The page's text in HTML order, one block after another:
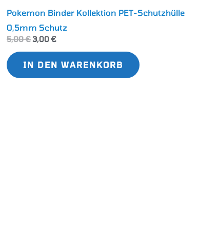
Pokemon Binder Kollektion PET-Schutzhülle
0,5mm Schutz
5,00€3,00 €
IN DEN WARENKORB